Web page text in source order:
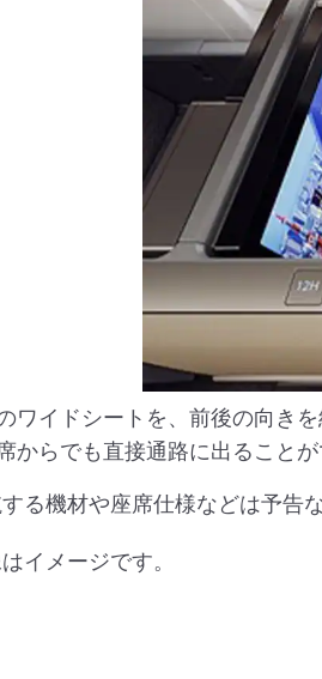
ワイドシートを、前後の向き
からでも直接通路に出ること
る機材や座席仕様などは予告
イメージです。